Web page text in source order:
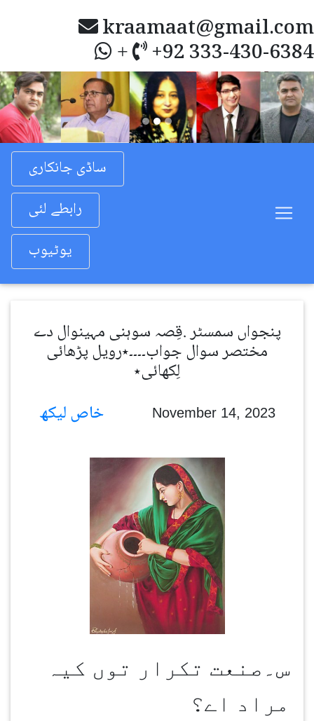
kraamaat@gmail.com
+ +92 333-430-6384
Previous
ساڈی جانکاری
رابطے لئی
یوٹیوب
پنجواں سمسٹر .قِصہ سوہنی مہینوال دے
مختصر سوال جواب۔۔۔۔٭رویل پڑھائی
لِکھائی٭
November 14, 2023
س۔صنعت تکرار توں کیہ
مراد اے؟